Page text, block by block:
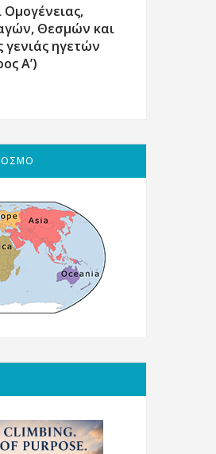
Ομογένειας,
Θεσμών και
γενιάς ηγετών
Α’)